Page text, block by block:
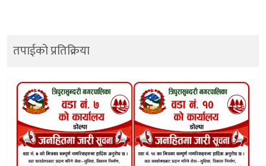
तपाईको प्रतिक्रिया